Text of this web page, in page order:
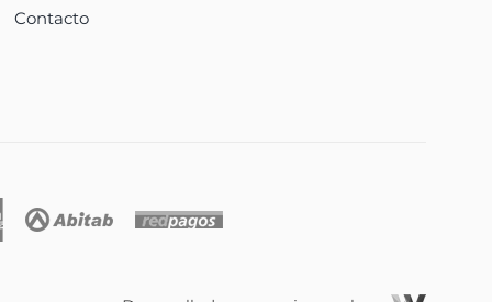
Contacto